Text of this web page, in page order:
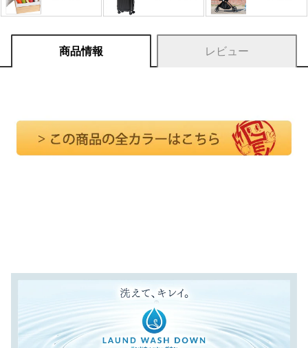
商品情報 レビュー